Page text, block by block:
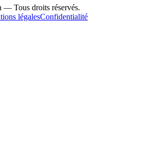
— Tous droits réservés.
légalesConfidentialité